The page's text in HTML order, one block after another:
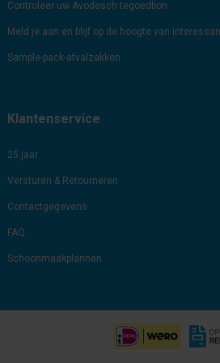
Controleer uw Avodesch tegoedbon
Meld je aan en blijf op de hoogte van
Sample-pack-afvalzakken
Klantenservice
25 jaar
Versturen & Retourneren
Contactgegevens
FAQ
Schoonmaakplannen